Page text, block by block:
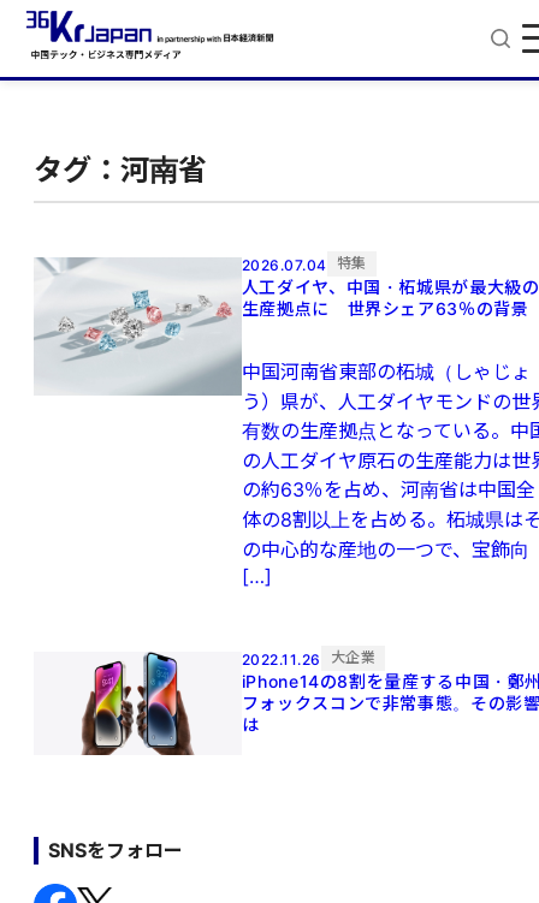
タグ：河南省
2026.07.04 特集
人工ダイヤ、中国・柘城県が最大級の
生産拠点に 世界シェア63％の背景
中国河南省東部の柘城（しゃじょ
う）県が、人工ダイヤモンドの世
有数の生産拠点となっている。中
の人工ダイヤ原石の生産能力は世
の約63％を占め、河南省は中国全
体の8割以上を占める。柘城県は
の中心的な産地の一つで、宝飾向
[…]
2022.11.26 大企業
iPhone14の8割を量産する中国・鄭
フォックスコンで非常事態。その影
は
SNSをフォロー